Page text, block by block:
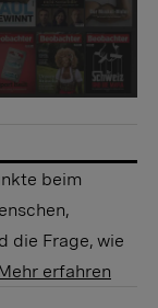
beim
die Frage, wie
erfahren